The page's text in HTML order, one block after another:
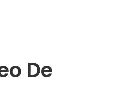
De